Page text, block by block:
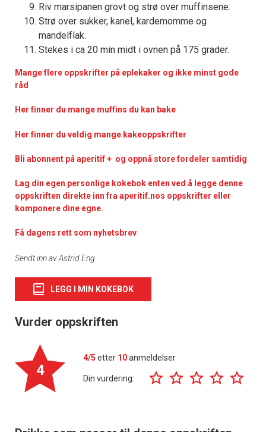
Riv marsipanen grovt og strø over muffinsene.
Strø over sukker, kanel, kardemomme og
mandelflak.
Stekes i ca 20 min midt i ovnen på 175 grader.
Mange flere oppskrifter på eplekaker og ikke minst gode
råd
Her finner du mange muffins du kan bake
Her finner du veldig mange kakeoppskrifter
Bli abonnent på aperitif + og oppnå store fordeler samtidig
Lag din egen personlige kokebok enten ved å legge denne
oppskriften direkte inn fra aperitif.nos oppskrifter eller
komponere dine egne.
Få dagens rett som nyhetsbrev
Sendt inn av Astrid Eng
LEGG I MIN KOKEBOK
Vurder oppskriften
4
4/5 etter 10anmeldelser
Din vurdering: